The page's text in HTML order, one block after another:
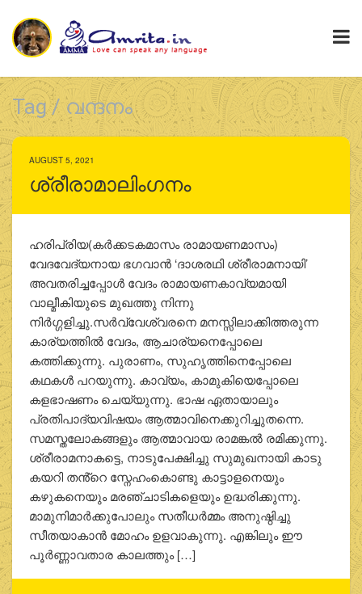
Tag / വന്ദനം
AUGUST 5, 2021
ശ്രീരാമാലിംഗനം
ഹരിപ്രിയ(കര്‍ക്കടകമാസം രാമായണമാസം)
വേദവേദ്യനായ ഭഗവാന്‍ ‘ദാശരഥി ശ്രീരാമനായി’
അവതരിച്ചപ്പോള്‍ വേദം രാമായണകാവ്യമായി
വാല്മീകിയുടെ മുഖത്തു നിന്നു
നിര്‍ഗ്ഗളിച്ചു.സര്‍വ്വേശ്വരനെ മനസ്സിലാക്കിത്തരുന്ന
കാര്യത്തില്‍ വേദം, ആചാര്യനെപ്പോലെ
കത്തിക്കുന്നു. പുരാണം, സുഹൃത്തിനെപ്പോലെ
കഥകള്‍ പറയുന്നു. കാവ്യം, കാമുകിയെപ്പോലെ
കളഭാഷണം ചെയ്യുന്നു. ഭാഷ ഏതായാലും
പ്രതിപാദ്യവിഷയം ആത്മാവിനെക്കുറിച്ചുതന്നെ.
സമസ്തലോകങ്ങളും ആത്മാവായ രാമങ്കല്‍ രമിക്കുന്നു.
ശ്രീരാമനാകട്ടെ, നാടുപേക്ഷിച്ചു സുമുഖനായി കാടു
കയറി തൻ്റെ സ്നേഹംകൊണ്ടു കാട്ടാളനെയും
കഴുകനെയും മരഞ്ചാടികളെയും ഉദ്ധരിക്കുന്നു.
മാമുനിമാര്‍ക്കുപോലും സതീധര്‍മ്മം അനുഷ്ഠിച്ചു
സീതയാകാന്‍ മോഹം ഉളവാകുന്നു. എങ്കിലും ഈ
പൂര്‍ണ്ണാവതാര കാലത്തും […]